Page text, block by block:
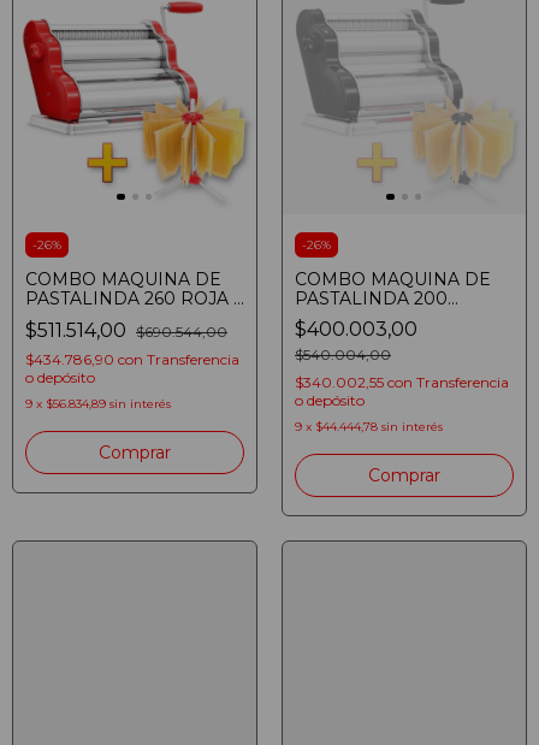
-26%
COMBO MAQUINA DE
PASTALINDA 260 ROJA +
SECAPASTA ROJO
$511.514,00 $690.544,00
$434.786,90 con Transferencia
o depósito
9 x $56.834,89 sin interés
-26%
COMBO MAQUINA DE
PASTALINDA 200
NEGRA + SECAPASTA
NEGRO
$400.003,00
$540.004,00
$340.002,55 con Transferencia
o depósito
9 x $44.444,78 sin interés